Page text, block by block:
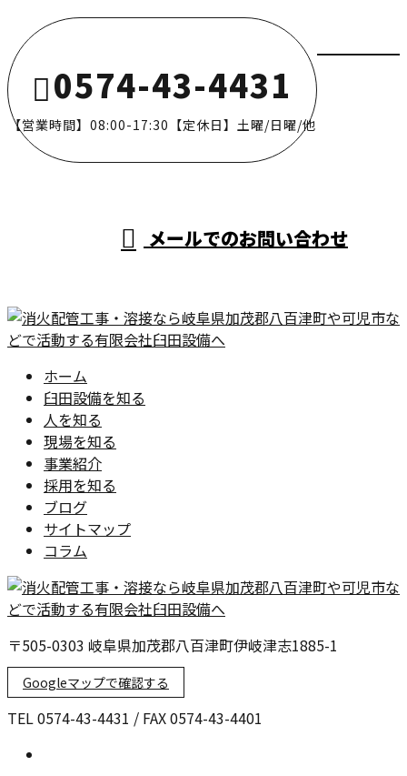
0574-43-4431
【営業時間】08:00-17:30【定休日】土曜/日曜/他
メールでのお問い合わせ
ホーム
臼田設備を知る
人を知る
現場を知る
事業紹介
採用を知る
ブログ
サイトマップ
コラム
〒505-0303 岐阜県加茂郡八百津町伊岐津志1885-1
Googleマップで確認する
TEL 0574-43-4431 / FAX 0574-43-4401